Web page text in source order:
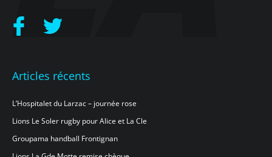
Articles récents
L’Hospitalet du Larzac – journée rose
Lions Le Soler rugby pour Alice et La Cle
Groupama handball Frontignan